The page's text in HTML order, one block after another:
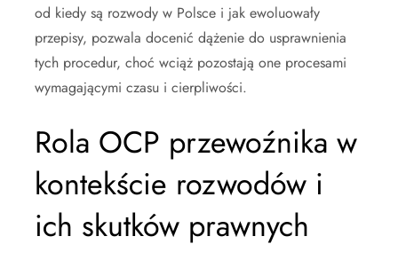
od kiedy są rozwody w Polsce i jak ewoluowały
przepisy, pozwala docenić dążenie do usprawnienia
tych procedur, choć wciąż pozostają one procesami
wymagającymi czasu i cierpliwości.
Rola OCP przewoźnika w
kontekście rozwodów i
ich skutków prawnych